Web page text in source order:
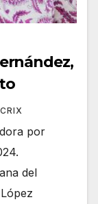
por
del